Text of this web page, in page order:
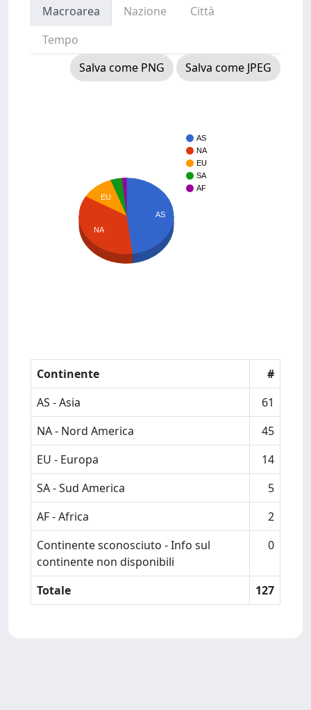
Macroarea Nazione
Città
Tempo
Salva come PNG
Salva come JPEG
AS
NA
EU
SA
AF
AS
EU
NA
Continente
#
AS - Asia
61
NA - Nord America
45
EU - Europa
14
SA - Sud America
5
AF - Africa
2
Continente sconosciuto - Info sul
continente non disponibili
0
Totale 127